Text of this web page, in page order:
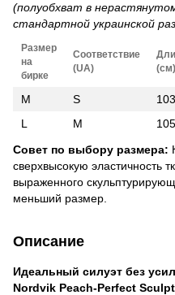
(полуобхват в
стандартной украинской
Размер
на
бирке
Соответствие
(UA)
(см)
M S
L
M
Совет по выбору размера:
сверхвысокую эластичность
выраженного
меньший размер.
Описание
Идеальный силуэт без
Nordvik Peach-Perfect